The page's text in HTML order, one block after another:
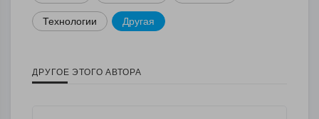
Технологии Другая
ДРУГОЕ ЭТОГО АВТОРА